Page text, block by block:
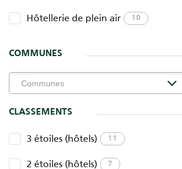
Hôtellerie de plein air 10
COMMUNES
CLASSEMENTS
3 étoiles (hôtels) 11
2 étoiles (hôtels) 7